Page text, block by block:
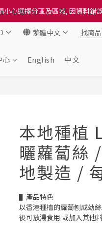
心選擇分區及區域, 因資料錯
心選擇分區及區域, 因資料錯
等，想食靚雞就要嚟《餸您健康
心選擇分區及區域, 因資料錯
繁體中文
心 English 中文
本地種植
曬蘿蔔絲
地製造 /
▌產品特色
以香港種植的蘿蔔刨成幼
後可放湯食用 或加入其他